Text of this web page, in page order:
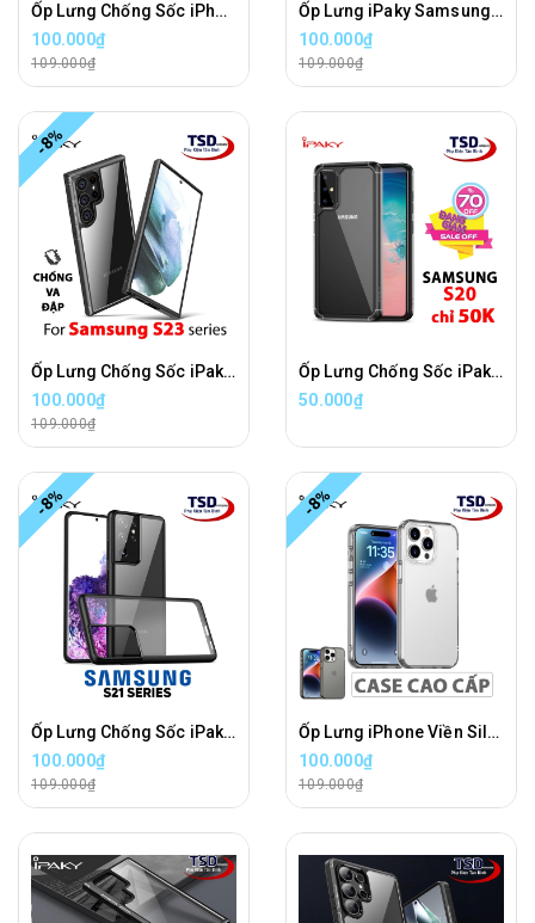
Ốp Lưng Chống Sốc iPhone Chính Hãng iPaky Cao Cấp
100.000₫
109.000₫
Ốp Lưng iPaky Samsung S22, S22 PLUS, S22 ULTRA Chống Sốc Cao Cấp
100.000₫
109.000₫
-8%
Ốp Lưng Chống Sốc iPaky Cho Samsung S23, S23 PLUS, S23 ULTRA Cao Cấp
100.000₫
109.000₫
Ốp Lưng Chống Sốc iPaky Cho Samsung S20 Cao Cấp
50.000₫
-8%
Ốp Lưng Chống Sốc iPaky Cho Samsung S21, S21 PLUS, S21 ULTRA Cao Cấp
100.000₫
109.000₫
-8%
Ốp Lưng iPhone Viền Silicon Chống Va Đập Cao Cấp Chính Hãng iPAKY Bản 2026
100.000₫
109.000₫